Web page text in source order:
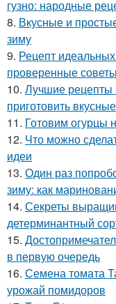
гузно: народные
8. Вкусные и
зиму
9. Рецепт
проверенные советы
10. Лучшие рецепты
приготовить
11. Готовим огурцы
12. Что можно
идеи
13. Один раз
зиму: как
14. Секреты
детерминантный
15.
в первую очередь
16. Семена томата
урожай помидоров